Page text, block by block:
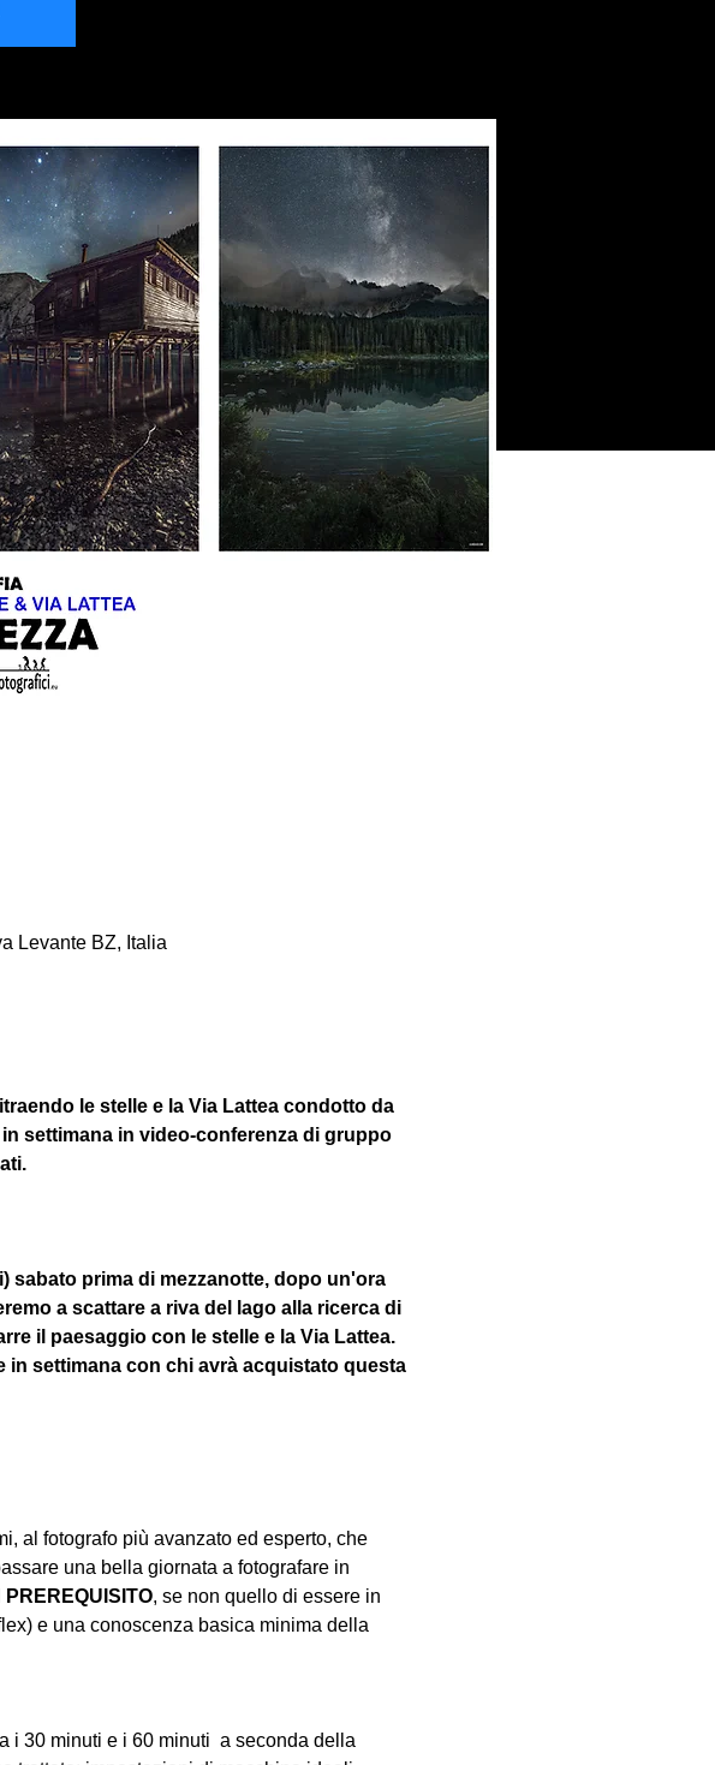
Levante BZ, Italia
le stelle e la Via Lattea condotto da
settimana in video-conferenza di gruppo
sabato prima di mezzanotte, dopo un'ora
a scattare a riva del lago alla ricerca di
il paesaggio con le stelle e la Via Lattea.
in settimana con chi avrà acquistato questa
al fotografo più avanzato ed esperto, che
una bella giornata a fotografare in
, se non quello di essere in
e una conoscenza basica minima della
i 30 minuti e i 60 minuti  a seconda della